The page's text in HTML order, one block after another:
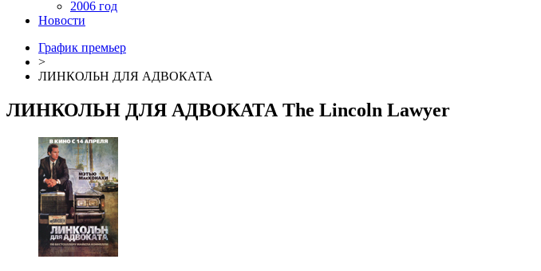
2006 год
Новости
График премьер
>
ЛИНКОЛЬН ДЛЯ АДВОКАТА
ЛИНКОЛЬН ДЛЯ АДВОКАТА The Lincoln Lawyer